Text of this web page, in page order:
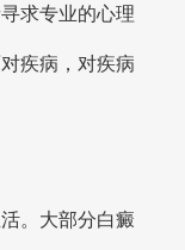
求专业的心理
疾病，对疾病
。大部分白癜